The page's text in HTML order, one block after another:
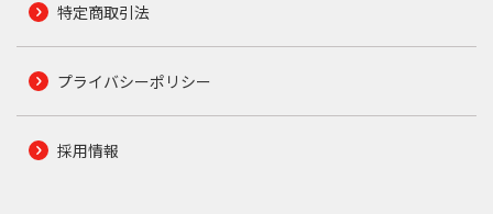
特定商取引法
プライバシーポリシー
採用情報